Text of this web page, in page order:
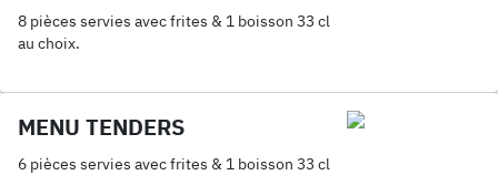
8 pièces servies avec frites & 1 boisson 33 cl
au choix.
MENU TENDERS
6 pièces servies avec frites & 1 boisson 33 cl